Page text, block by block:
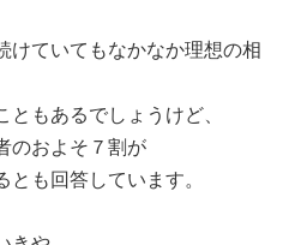
けていてもなかなか理想の相
もあるでしょうけど、
のおよそ７割が
とも回答しています。